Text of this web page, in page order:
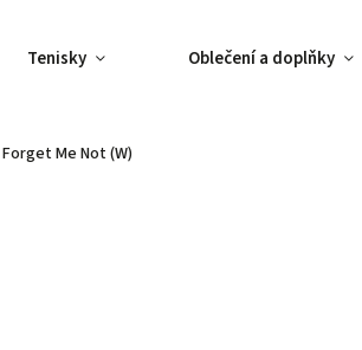
Tenisky Oblečení a doplňky
Me Not (W)